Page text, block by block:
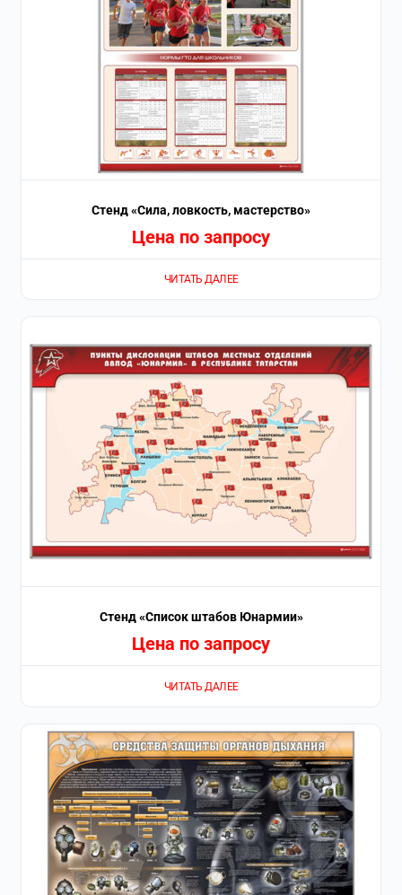
Стенд «Сила, ловкость, мастерство»
Цена по запросу
ЧИТАТЬ ДАЛЕЕ
Стенд «Список штабов Юнармии»
Цена по запросу
ЧИТАТЬ ДАЛЕЕ